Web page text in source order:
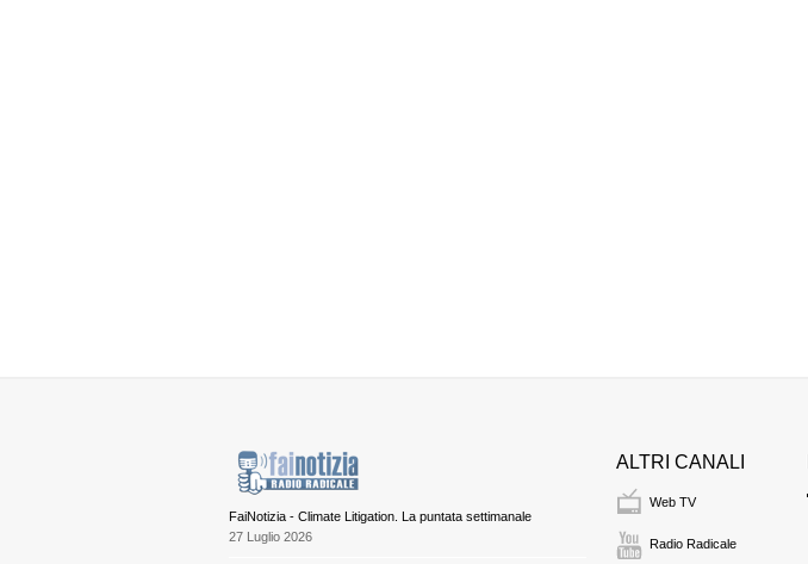
FaiNotizia - Climate Litigation. La puntata settimanale
27 Luglio 2026
ALTRI CANALI
Web TV
Radio Radicale